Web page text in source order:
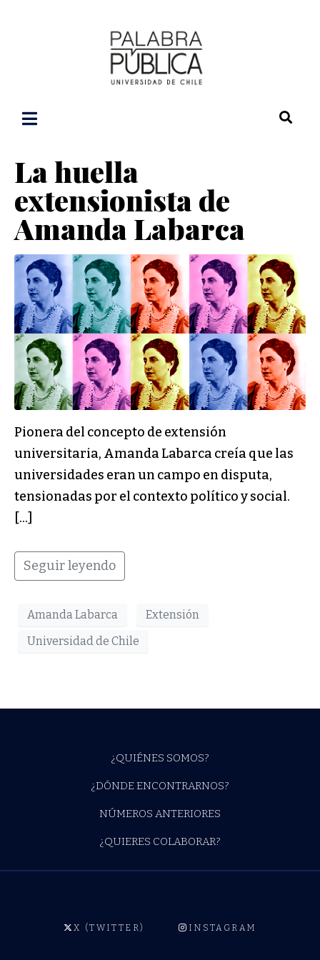
La huella
extensionista de
Amanda Labarca
Pionera del concepto de extensión
universitaria, Amanda Labarca creía que las
universidades eran un campo en disputa,
tensionadas por el contexto político y social.
[…]
Seguir leyendo
Amanda Labarca
Extensión
Universidad de Chile
¿QUIÉNES SOMOS?
¿DÓNDE ENCONTRARNOS?
NÚMEROS ANTERIORES
¿QUIERES COLABORAR?
X (TWITTER) INSTAGRAM